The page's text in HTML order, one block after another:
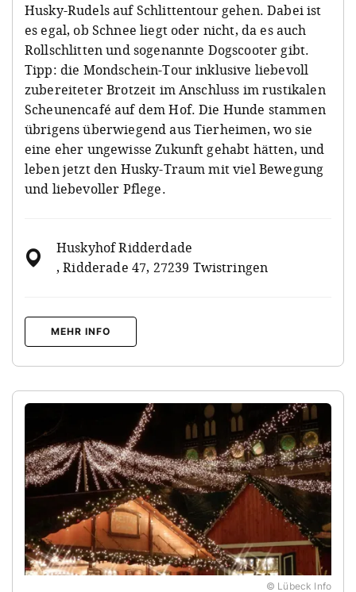
Husky-Rudels auf Schlittentour gehen. Dabei ist
es egal, ob Schnee liegt oder nicht, da es auch
Rollschlitten und sogenannte Dogscooter gibt.
Tipp: die Mondschein-Tour inklusive liebevoll
zubereiteter Brotzeit im Anschluss im rustikalen
Scheunencafé auf dem Hof. Die Hunde stammen
übrigens überwiegend aus Tierheimen, wo sie
eine eher ungewisse Zukunft gehabt hätten, und
leben jetzt den Husky-Traum mit viel Bewegung
und liebevoller Pflege.
Huskyhof Ridderdade
, Ridderade 47, 27239 Twistringen
MEHR INFO
© Lübeck Info